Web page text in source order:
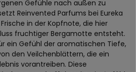
Gefühle nach außen zu
Reinvented Parfums bei Eureka
in der Kopfnote, die hier
fruchtiger Bergamotte entsteht.
ein Gefühl der aromatischen Tiefe,
den Veilchenblättern, die ein
vorantreiben. Diese